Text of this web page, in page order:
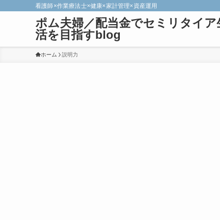
看護師×作業療法士×健康×家計管理×資産運用
ポム夫婦／配当金でセミリタイア
活を目指すblog
ホーム 説明力